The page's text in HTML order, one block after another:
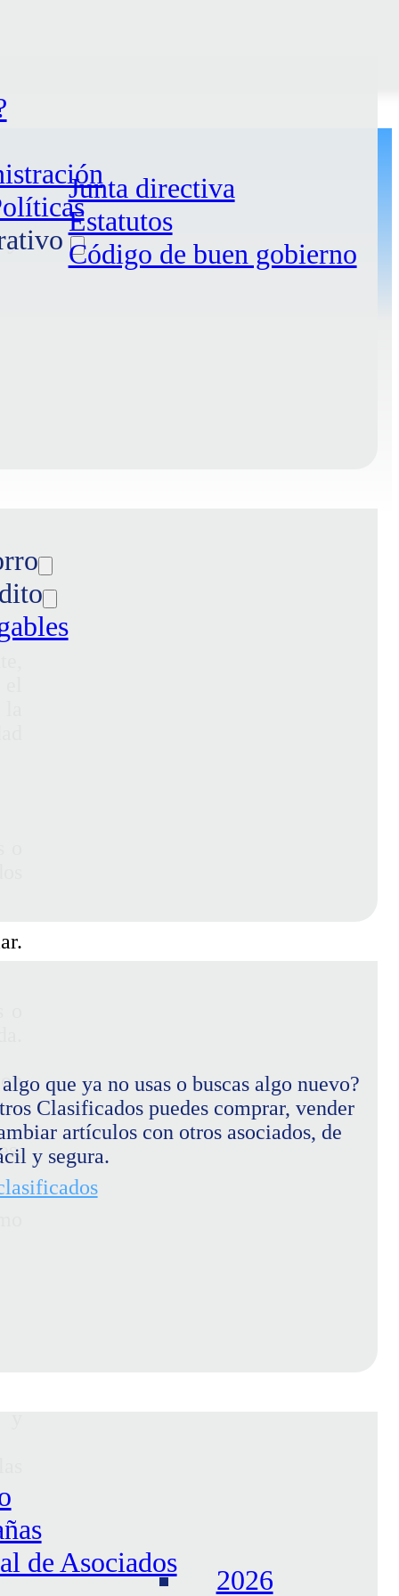
Junta directiva
Estatutos
Código de buen gobierno
que ya no usas o buscas algo nuevo?
Clasificados puedes comprar, vender
artículos con otros asociados, de
y segura.
de Asociados
2026
y
y